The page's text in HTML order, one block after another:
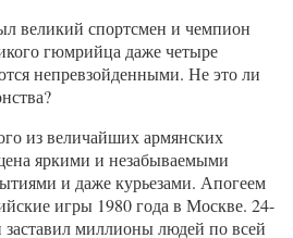
великий спортсмен и чемпион
гюмрийца даже четыре
непревзойденными. Не это ли
из величайших армянских
яркими и незабываемыми
и даже курьезами. Апогеем
игры 1980 года в Москве. 24-
миллионы людей по всей